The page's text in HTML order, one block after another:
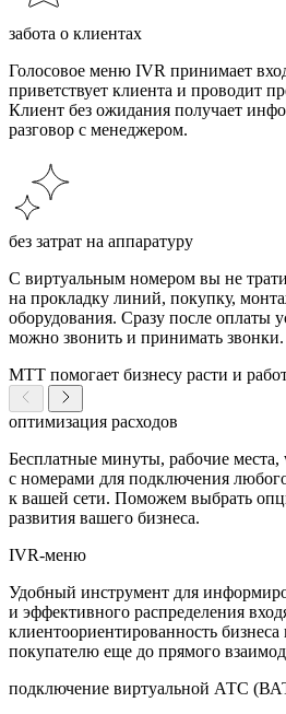
забота о клиентах
Голосовое меню IVR принимает
приветствует клиента и проводит
Клиент без ожидания получает
разговор с менеджером.
без затрат на аппаратуру
С виртуальным номером вы не
на прокладку линий, покупку,
оборудования. Сразу после оплаты
можно звонить и принимать звонки.
МТТ помогает бизнесу расти и
оптимизация расходов
Бесплатные минуты, рабочие
с номерами для подключения
к вашей сети. Поможем выбрать
развития вашего бизнеса.
IVR-меню
Удобный инструмент для
и эффективного распределения
клиентоориентированность
покупателю еще до прямого
подключение виртуальной АТС